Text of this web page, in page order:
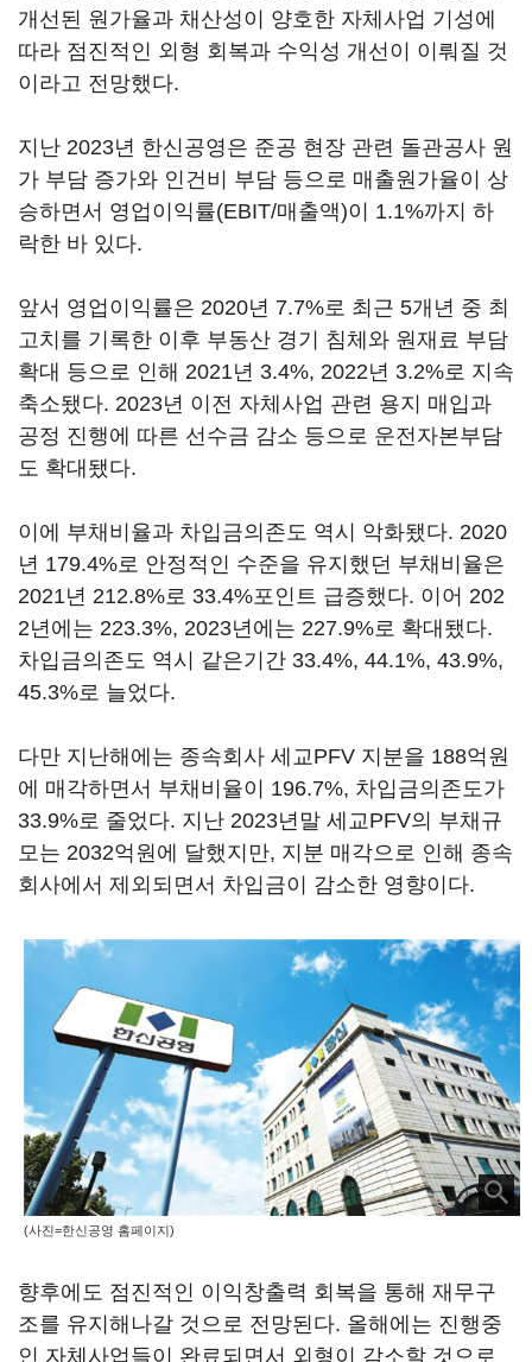
개선된 원가율과 채산성이 양호한 자체사업 기성에
따라 점진적인 외형 회복과 수익성 개선이 이뤄질 것
이라고 전망했다.
지난 2023년 한신공영은 준공 현장 관련 돌관공사 원
가 부담 증가와 인건비 부담 등으로 매출원가율이 상
승하면서 영업이익률(EBIT/매출액)이 1.1%까지 하
락한 바 있다.
앞서 영업이익률은 2020년 7.7%로 최근 5개년 중 최
고치를 기록한 이후 부동산 경기 침체와 원재료 부담
확대 등으로 인해 2021년 3.4%, 2022년 3.2%로 지속
축소됐다. 2023년 이전 자체사업 관련 용지 매입과
공정 진행에 따른 선수금 감소 등으로 운전자본부담
도 확대됐다.
이에 부채비율과 차입금의존도 역시 악화됐다. 2020
년 179.4%로 안정적인 수준을 유지했던 부채비율은
2021년 212.8%로 33.4%포인트 급증했다. 이어 202
2년에는 223.3%, 2023년에는 227.9%로 확대됐다.
차입금의존도 역시 같은기간 33.4%, 44.1%, 43.9%,
45.3%로 늘었다.
다만 지난해에는 종속회사 세교PFV 지분을 188억원
에 매각하면서 부채비율이 196.7%, 차입금의존도가
33.9%로 줄었다. 지난 2023년말 세교PFV의 부채규
모는 2032억원에 달했지만, 지분 매각으로 인해 종속
회사에서 제외되면서 차입금이 감소한 영향이다.
(사진=한신공영 홈페이지)
향후에도 점진적인 이익창출력 회복을 통해 재무구
조를 유지해나갈 것으로 전망된다. 올해에는 진행중
인 자체사업들이 완료되면서 외형이 감소할 것으로